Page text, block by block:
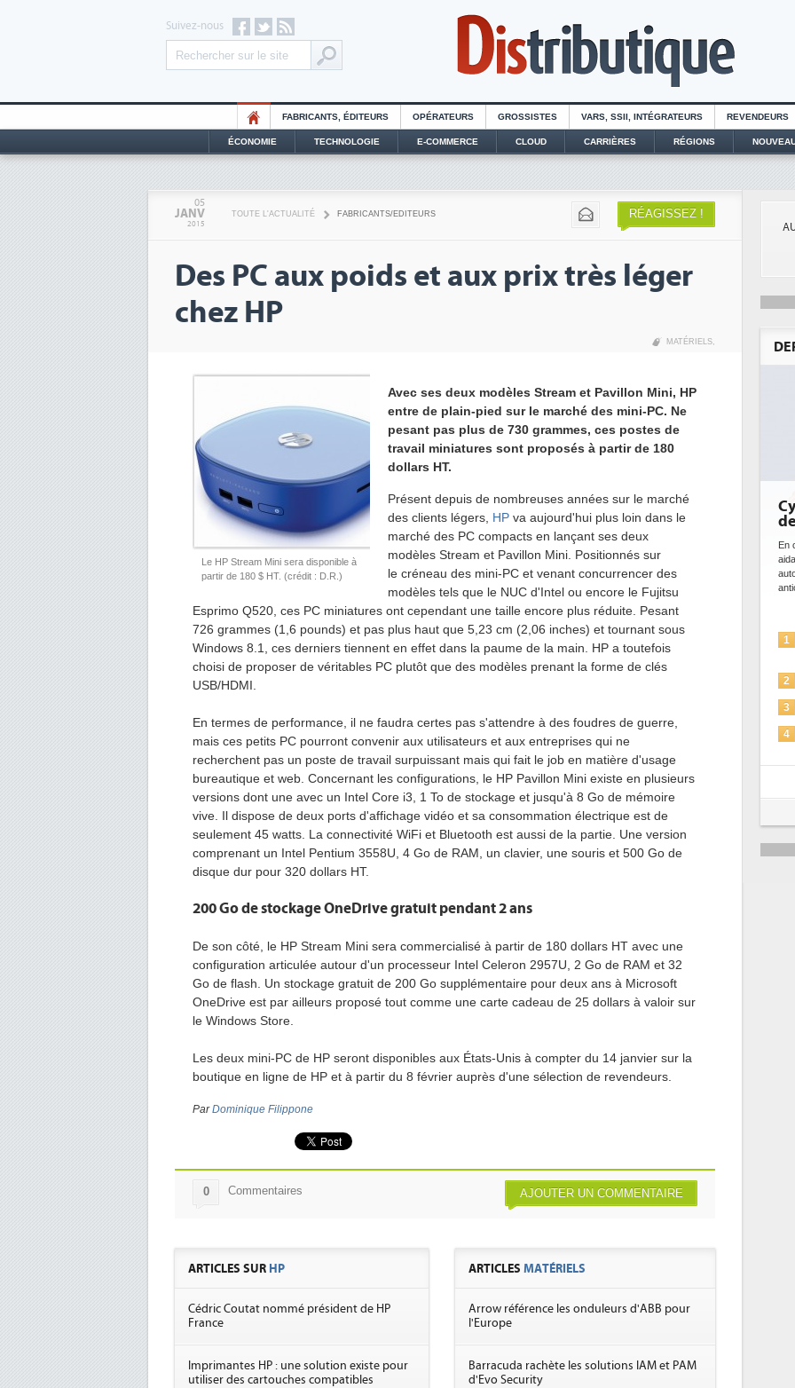
Suivez-nous
FABRICANTS, ÉDITEURS OPÉRATEURS GROSSISTES VARS, SSII, INTÉGRATEURS REVENDEURS
ÉCONOMIE TECHNOLOGIE E-COMMERCE CLOUD CARRIÈRES RÉGIONS
05
JANV
2015
TOUTE L'ACTUALITÉ FABRICANTS/EDITEURS RÉAGISSEZ !
Des PC aux poids et aux prix très léger
chez HP
MATÉRIELS,
Le HP Stream Mini sera disponible à
partir de 180 $ HT. (crédit : D.R.)
Avec ses deux modèles Stream et Pavillon Mini, HP
entre de plain-pied sur le marché des mini-PC. Ne
pesant pas plus de 730 grammes, ces postes de
travail miniatures sont proposés à partir de 180
dollars HT.
Présent depuis de nombreuses années sur le marché
des clients légers, HP va aujourd'hui plus loin dans le
marché des PC compacts en lançant ses deux
modèles Stream et Pavillon Mini. Positionnés sur
le créneau des mini-PC et venant concurrencer des
modèles tels que le NUC d'Intel ou encore le Fujitsu
Esprimo Q520, ces PC miniatures ont cependant une taille encore plus réduite. Pesant
726 grammes (1,6 pounds) et pas plus haut que 5,23 cm (2,06 inches) et tournant sous
Windows 8.1, ces derniers tiennent en effet dans la paume de la main. HP a toutefois
choisi de proposer de véritables PC plutôt que des modèles prenant la forme de clés
USB/HDMI.
En termes de performance, il ne faudra certes pas s'attendre à des foudres de guerre,
mais ces petits PC pourront convenir aux utilisateurs et aux entreprises qui ne
recherchent pas un poste de travail surpuissant mais qui fait le job en matière d'usage
bureautique et web. Concernant les configurations, le HP Pavillon Mini existe en plusieurs
versions dont une avec un Intel Core i3, 1 To de stockage et jusqu'à 8 Go de mémoire
vive. Il dispose de deux ports d'affichage vidéo et sa consommation électrique est de
seulement 45 watts. La connectivité WiFi et Bluetooth est aussi de la partie. Une version
comprenant un Intel Pentium 3558U, 4 Go de RAM, un clavier, une souris et 500 Go de
disque dur pour 320 dollars HT.
200 Go de stockage OneDrive gratuit pendant 2 ans
De son côté, le HP Stream Mini sera commercialisé à partir de 180 dollars HT avec une
configuration articulée autour d'un processeur Intel Celeron 2957U, 2 Go de RAM et 32
Go de flash. Un stockage gratuit de 200 Go supplémentaire pour deux ans à Microsoft
OneDrive est par ailleurs proposé tout comme une carte cadeau de 25 dollars à valoir sur
le Windows Store.
Les deux mini-PC de HP seront disponibles aux États-Unis à compter du 14 janvier sur la
boutique en ligne de HP et à partir du 8 février auprès d'une sélection de revendeurs.
ParDominique Filippone
AJOUTER UN COMMENTAIRE
0 Commentaires
ARTICLES SUR HP
Cédric Coutat nommé président de HP
France
Imprimantes HP : une solution existe pour
utiliser des cartouches compatibles
ARTICLESMATÉRIELS
Arrow référence les onduleurs d'ABB pour
l'Europe
Barracuda rachète les solutions IAM et PAM
d'Evo Security
Cybersécurité, le double visage
de l'IA
En cybersécurité, l'IA joue un double rôle : le gentil en
aidant à détecter et à prévenir les menaces, à
automatiser les processus de sécurité, à simuler et
anticiper les...
1
L'IA, déjà bien présente dans les
solutions de sécurité et...
IA et conformité : un défi crucial
pour les entreprises
5
Une IA de confiance pour une IA
plus sûre ?
ce
2
6